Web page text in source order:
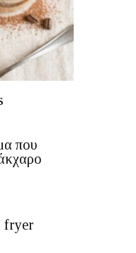
που
fryer